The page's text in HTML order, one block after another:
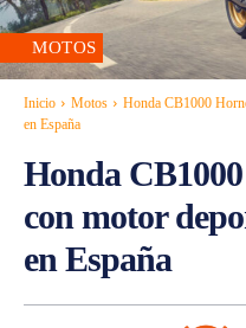
MOTOS
Inicio Motos
Honda CB1000
en España
Honda
con motor
en España